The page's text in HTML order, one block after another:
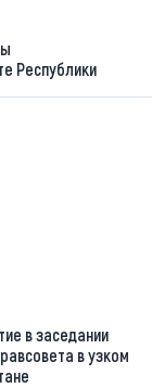
Республики
в заседании
в узком